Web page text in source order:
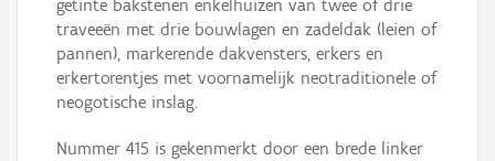
getinte bakstenen enkelhuizen van twee of drie
traveeën met drie bouwlagen en zadeldak (leien of
pannen), markerende dakvensters, erkers en
erkertorentjes met voornamelijk neotraditionele of
neogotische inslag.
Nummer 415 is gekenmerkt door een brede linker